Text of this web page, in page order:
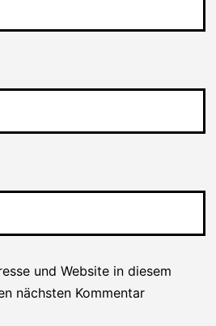
und Website in diesem
nächsten Kommentar